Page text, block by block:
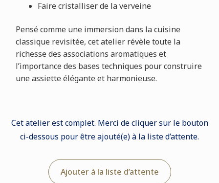
Faire cristalliser de la verveine
Pensé comme une immersion dans la cuisine
classique revisitée, cet atelier révèle toute la
richesse des associations aromatiques et
l’importance des bases techniques pour construire
une assiette élégante et harmonieuse.
Cet atelier est complet. Merci de cliquer sur le bouton
ci-dessous pour être ajouté(e) à la liste d’attente.
Ajouter à la liste d’attente